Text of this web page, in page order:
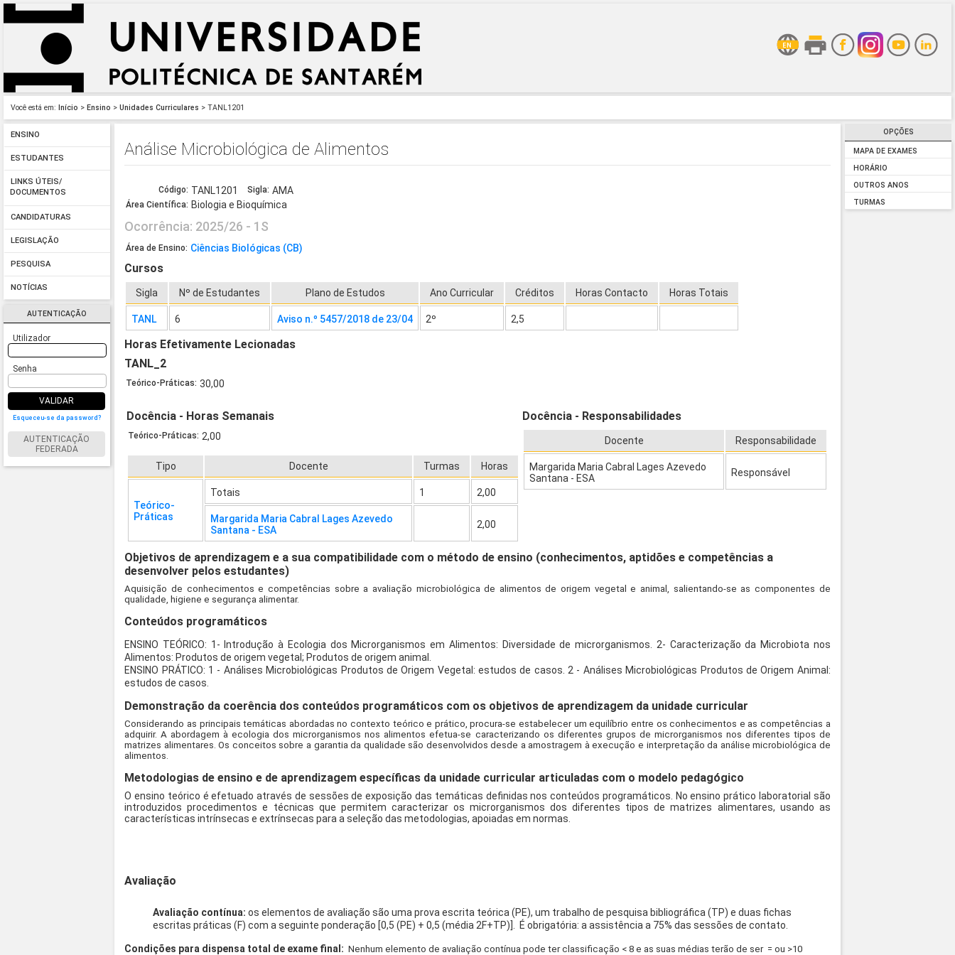
Você está em: Início > Ensino > Unidades Curriculares > TANL1201
ENSINO
ESTUDANTES
LINKS ÚTEIS/
DOCUMENTOS
CANDIDATURAS
LEGISLAÇÃO
PESQUISA
NOTÍCIAS
AUTENTICAÇÃO
Utilizador
Senha
VALIDAR
Esqueceu-se da password?
AUTENTICAÇÃO
FEDERADA
OPÇÕES
MAPA DE EXAMES
HORÁRIO
OUTROS ANOS
TURMAS
Análise Microbiológica de Alimentos
Código: TANL1201 Sigla: AMA
Área Científica: Biologia e Bioquímica
Ocorrência: 2025/26 - 1S
Área de Ensino: Ciências Biológicas (CB)
Cursos
Sigla Nº de Estudantes Plano de Estudos Ano Curricular Créditos Horas Contacto Horas Totais
TANL 6 Aviso n.º 5457/2018 de 23/04 2º 2,5
Horas Efetivamente Lecionadas
TANL_2
Teórico-Práticas: 30,00
Docência - Horas Semanais
Teórico-Práticas: 2,00
Tipo Docente Turmas Horas
Teórico-
Práticas
Totais 1 2,00
Margarida Maria Cabral Lages Azevedo
Santana - ESA
2,00
Docência - Responsabilidades
Docente Responsabilidade
Margarida Maria Cabral Lages Azevedo
Santana - ESA
Responsável
Objetivos de aprendizagem e a sua compatibilidade com o método de ensino (conhecimentos, aptidões e competências a
desenvolver pelos estudantes)
Aquisição de conhecimentos e competências sobre a avaliação microbiológica de alimentos de origem vegetal e animal, salientando-se as componentes de
qualidade, higiene e segurança alimentar.
Conteúdos programáticos
ENSINO TEÓRICO: 1- Introdução à Ecologia dos Microrganismos em Alimentos: Diversidade de microrganismos. 2- Caracterização da Microbiota nos
Alimentos: Produtos de origem vegetal; Produtos de origem animal.
ENSINO PRÁTICO: 1 - Análises Microbiológicas Produtos de Origem Vegetal: estudos de casos. 2 - Análises Microbiológicas Produtos de Origem Animal:
estudos de casos.
Demonstração da coerência dos conteúdos programáticos com os objetivos de aprendizagem da unidade curricular
Considerando as principais temáticas abordadas no contexto teórico e prático, procura-se estabelecer um equilíbrio entre os conhecimentos e as competências a
adquirir. A abordagem à ecologia dos microrganismos nos alimentos efetua-se caracterizando os diferentes grupos de microrganismos nos diferentes tipos de
matrizes alimentares. Os conceitos sobre a garantia da qualidade são desenvolvidos desde a amostragem à execução e interpretação da análise microbiológica de
alimentos.
Metodologias de ensino e de aprendizagem específicas da unidade curricular articuladas com o modelo pedagógico
O ensino teórico é efetuado através de sessões de exposição das temáticas definidas nos conteúdos programáticos. No ensino prático laboratorial são
introduzidos procedimentos e técnicas que permitem caracterizar os microrganismos dos diferentes tipos de matrizes alimentares, usando as
características intrínsecas e extrínsecas para a seleção das metodologias, apoiadas em normas.
Avaliação
Avaliação contínua:os elementos de avaliação são uma prova escrita teórica (PE), um trabalho de pesquisa bibliográfica (TP) e duas fichas
escritas práticas (F) com a seguinte ponderação [0,5 (PE) + 0,5 (média 2F+TP)]. É obrigatória: a assistência a 75% das sessões de contato.
Condições para dispensa total de exame final: Nenhum elemento de avaliação contínua pode ter classificação < 8 e as suas médias terão de ser = ou >10